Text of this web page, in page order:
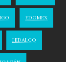
EDOMEX
HIDALGO